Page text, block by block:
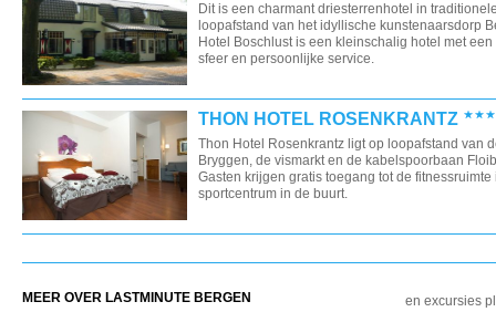
Dit is een charmant driesterrenhotel in
loopafstand van het idyllische kunstenaarsdorp
Hotel Boschlust is een kleinschalig hotel met
sfeer en persoonlijke service.
THON HOTEL ROSENKRANTZ
Thon Hotel Rosenkrantz ligt op loopafstand van
Bryggen, de vismarkt en de kabelspoorbaan
Gasten krijgen gratis toegang tot de fitnessruimte
sportcentrum in de buurt.
MEER OVER LASTMINUTE BERGEN
en excursies